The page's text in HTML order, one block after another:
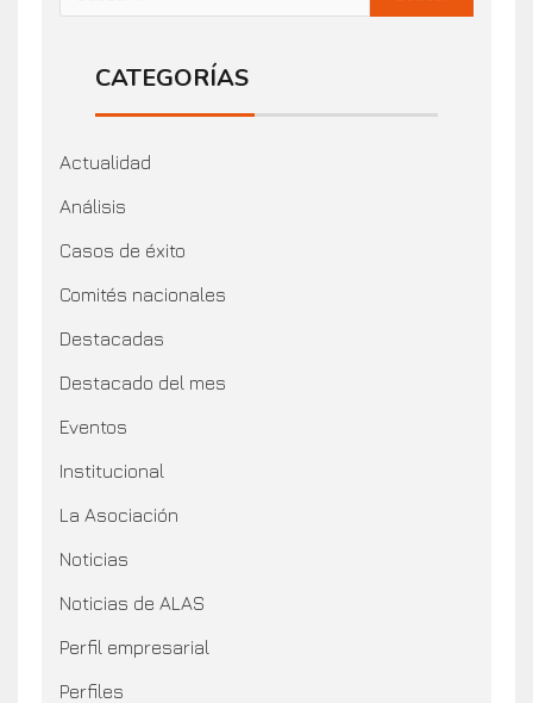
CATEGORÍAS
Actualidad
Análisis
Casos de éxito
Comités nacionales
Destacadas
Destacado del mes
Eventos
Institucional
La Asociación
Noticias
Noticias de ALAS
Perfil empresarial
Perfiles